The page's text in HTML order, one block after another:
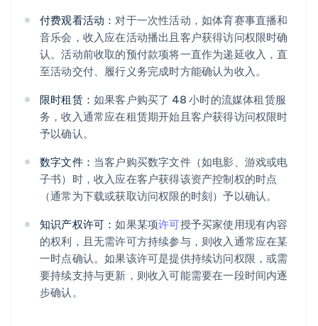
付费观看活动：对于一次性活动，如体育赛事直播和
音乐会，收入应在活动播出且客户获得访问权限时确
认。活动前收取的预付款项将一直作为递延收入，直
至活动交付、履行义务完成时方能确认为收入。
限时租赁： 如果客户购买了 48 小时的流媒体租赁服
务，收入通常应在租赁期开始且客户获得访问权限时
予以确认。
数字文件： 当客户购买数字文件（如电影、游戏或电
子书）时，收入应在客户获得该资产控制权的时点
（通常为下载或获取访问权限的时刻）予以确认。
知识产权许可：如果某项许可授予买家使用现有内容
的权利，且无需许可方持续参与，则收入通常应在某
一时点确认。如果该许可是提供持续访问权限，或需
要持续支持与更新，则收入可能需要在一段时间内逐
步确认。